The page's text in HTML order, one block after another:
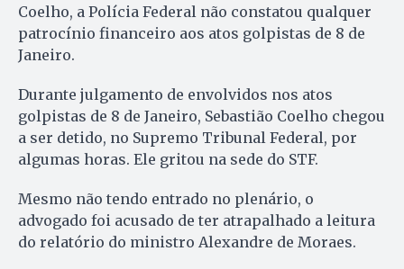
Coelho, a Polícia Federal não constatou qualquer
patrocínio financeiro aos atos golpistas de 8 de
Janeiro.
Durante julgamento de envolvidos nos atos
golpistas de 8 de Janeiro, Sebastião Coelho chegou
a ser detido, no Supremo Tribunal Federal, por
algumas horas. Ele gritou na sede do STF.
Mesmo não tendo entrado no plenário, o
advogado foi acusado de ter atrapalhado a leitura
do relatório do ministro Alexandre de Moraes.